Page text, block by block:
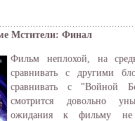
Мстители: Финал
Фильм неплохой, на
сравнивать с другими
сравнивать с "Войной
смотрится довольно
ожидания к фильму не